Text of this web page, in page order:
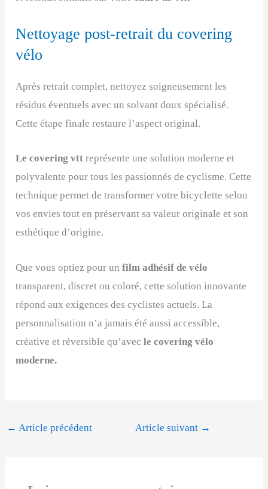
Nettoyage post-retrait du covering
vélo
Après retrait complet, nettoyez soigneusement les
résidus éventuels avec un solvant doux spécialisé.
Cette étape finale restaure l’aspect original.
Le covering vtt représente une solution moderne et
polyvalente pour tous les passionnés de cyclisme. Cette
technique permet de transformer votre bicyclette selon
vos envies tout en préservant sa valeur originale et son
esthétique d’origine.
Que vous optiez pour unfilm adhésif de vélo
transparent, discret ou coloré, cette solution innovante
répond aux exigences des cyclistes actuels. La
personnalisation n’a jamais été aussi accessible,
créative et réversible qu’avecle covering vélo
moderne.
← Article précédent Article suivant →